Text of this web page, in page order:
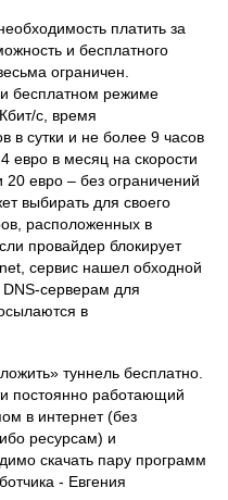
платить за
и бесплатного
ограничен.
бесплатном режиме
с, время
в сутки и не более 9 часов
евро в месяц на скорости
евро – без ограничений
выбирать для своего
расположенных в
провайдер блокирует
сервис нашел обходной
DNS-серверам для
в
туннель бесплатно.
постоянно работающий
в интернет (без
ресурсам) и
скачать пару программ
- Евгения